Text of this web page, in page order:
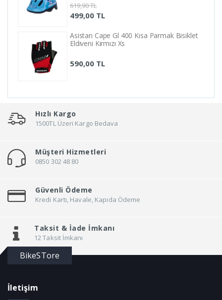
619,90 TL
499,00 TL
Asistan Cape Gl 400 Kısa Parmak Bisiklet
Eldiveni Kırmızı Xs
590,00 TL
Hızlı Kargo
1500TL Üzeri Kargo Bedava
Müşteri Hizmetleri
0850 302 48 80
Güvenli Ödeme
Kredi Kartı, Havale, Kapıda Ödeme
Taksit & İade İmkanı
12 Taksit İmkanı
BikeSTore
İletişim